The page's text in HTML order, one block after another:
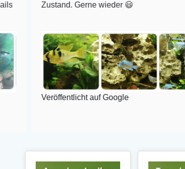
Zustand. Gerne wieder 😃
Veröffentlicht auf Google